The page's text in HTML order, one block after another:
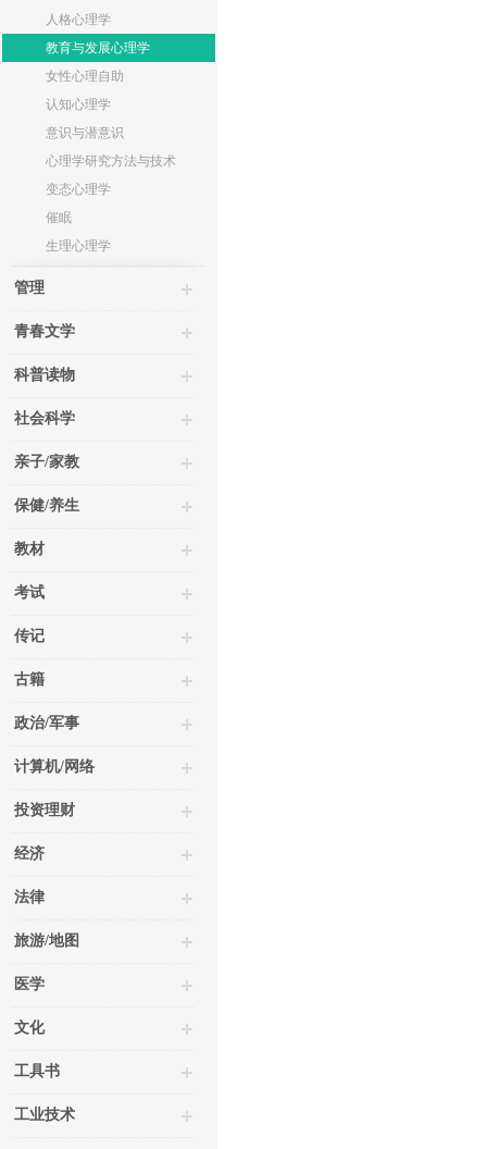
人格心理学
教育与发展心理学
女性心理自助
认知心理学
意识与潜意识
心理学研究方法与技术
变态心理学
催眠
生理心理学
管理
青春文学
科普读物
社会科学
亲子/家教
保健/养生
教材
考试
传记
古籍
政治/军事
计算机/网络
投资理财
经济
法律
旅游/地图
医学
文化
工具书
工业技术